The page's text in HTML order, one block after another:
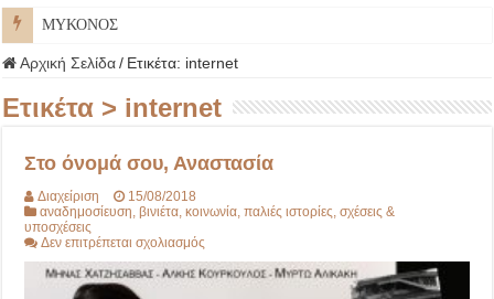
ΜΥΚΟΝΟΣ
Αρχική Σελίδα / Ετικέτα: internet
Ετικέτα > internet
Στο όνομά σου, Αναστασία
Διαχείριση
15/08/2018
αναδημοσίευση ,βινιέτα ,κοινωνία ,παλιές ιστορίες ,σχέσεις &
υποσχέσεις
Δεν επιτρέπεται σχολιασμός
όνομά